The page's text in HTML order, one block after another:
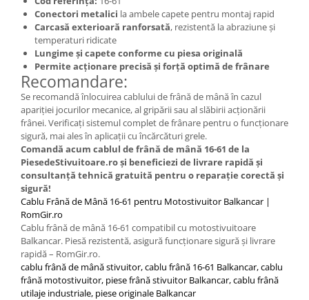
Conectori metalici la ambele capete pentru montaj rapid
Carcasă exterioară ranforsată, rezistentă la abraziune și
temperaturi ridicate
Lungime și capete conforme cu piesa originală
Permite acționare precisă și forță optimă de frânare
Recomandare:
Se recomandă înlocuirea cablului de frână de mână în cazul
apariției jocurilor mecanice, al gripării sau al slăbirii acționării
frânei. Verificați sistemul complet de frânare pentru o funcționare
sigură, mai ales în aplicații cu încărcături grele.
Comandă acum cablul de frână de mână 16-61 de la
PiesedeStivuitoare.ro și beneficiezi de livrare rapidă și
consultanță tehnică gratuită pentru o reparație corectă și
sigură!
Cablu Frână de Mână 16-61 pentru Motostivuitor Balkancar |
RomGir.ro
Cablu frână de mână 16-61 compatibil cu motostivuitoare
Balkancar. Piesă rezistentă, asigură funcționare sigură și livrare
rapidă – RomGir.ro.
cablu frână de mână stivuitor, cablu frână 16-61 Balkancar, cablu
frână motostivuitor, piese frână stivuitor Balkancar, cablu frână
utilaje industriale, piese originale Balkancar